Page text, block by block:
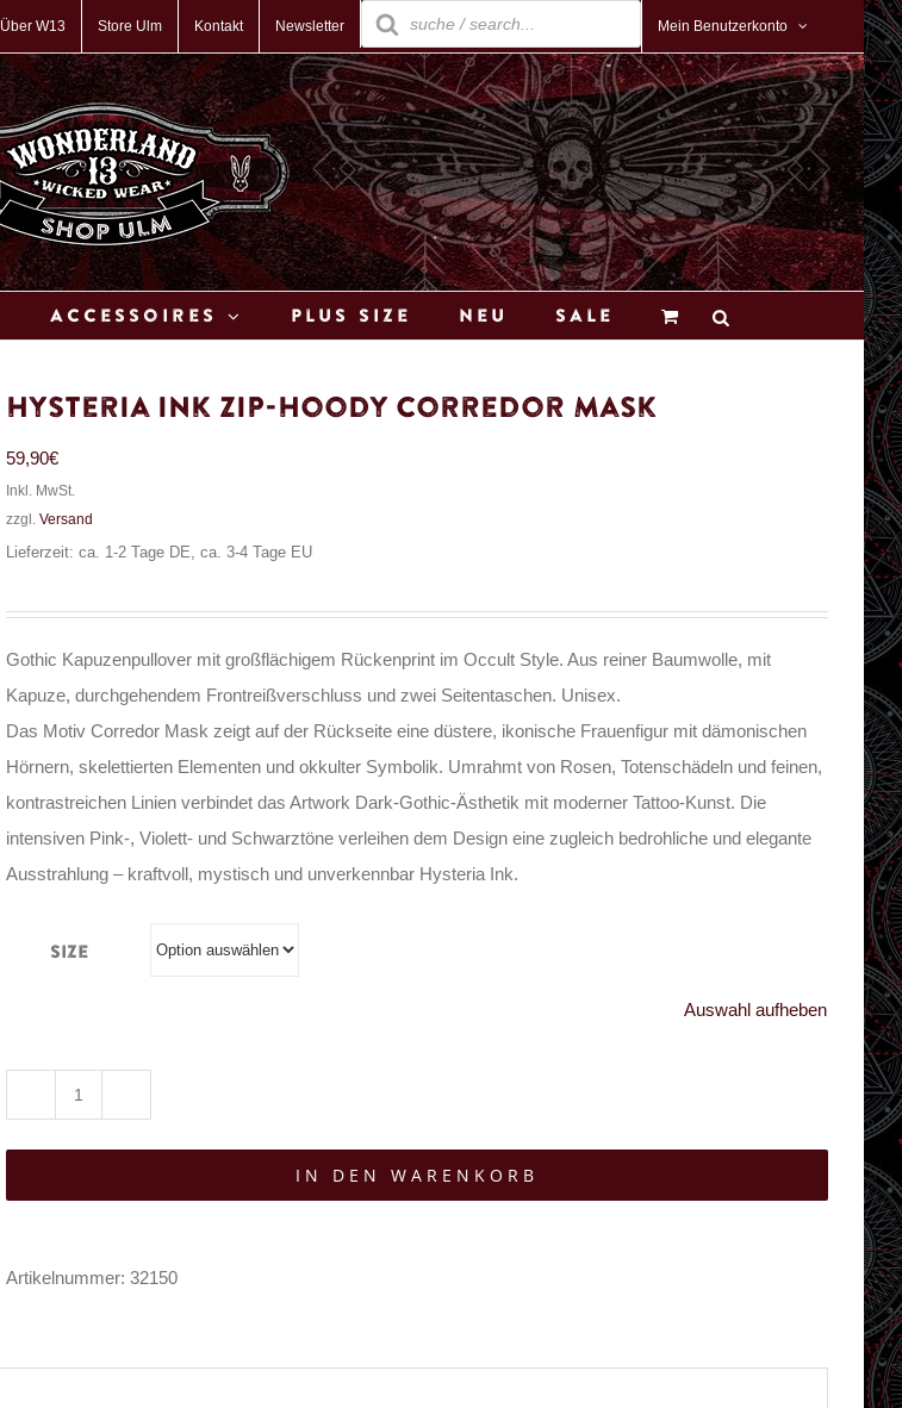
Über W13 Store Ulm Kontakt Newsletter
Products
search
Mein Benutzerkonto
Accessoires Plus Size Neu Sale
Hysteria Ink Zip-Hoody Corredor Mask
59,90€
Inkl. MwSt.
zzgl. Versand
Lieferzeit: ca. 1-2 Tage DE, ca. 3-4 Tage EU
Gothic Kapuzenpullover mit großflächigem Rückenprint im Occult Style. Aus reiner Baumwolle, mit
Kapuze, durchgehendem Frontreißverschluss und zwei Seitentaschen. Unisex.
Das Motiv Corredor Mask zeigt auf der Rückseite eine düstere, ikonische Frauenfigur mit dämonischen
Hörnern, skelettierten Elementen und okkulter Symbolik. Umrahmt von Rosen, Totenschädeln und feinen,
kontrastreichen Linien verbindet das Artwork Dark-Gothic-Ästhetik mit moderner Tattoo-Kunst. Die
intensiven Pink-, Violett- und Schwarztöne verleihen dem Design eine zugleich bedrohliche und elegante
Ausstrahlung – kraftvoll, mystisch und unverkennbar Hysteria Ink.
Size
Auswahl aufheben
Ink
Mask
IN DEN WARENKORB
Artikelnummer: 32150